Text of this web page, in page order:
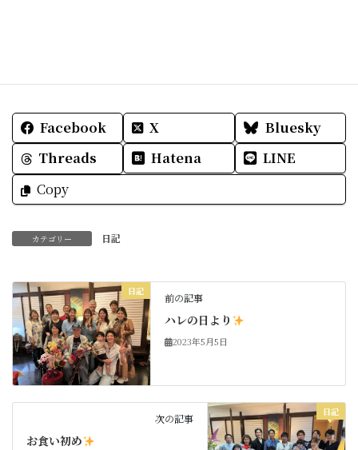
Facebook X
Bluesky
Threads
Hatena
LINE
Copy
カテゴリー 日記
日記
前の記事
ハレの日より
2023年5月5日
日記
次の記事
お食い初め